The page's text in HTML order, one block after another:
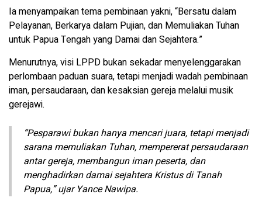
Ia menyampaikan tema pembinaan yakni, “Bersatu dalam
Pelayanan, Berkarya dalam Pujian, dan Memuliakan Tuhan
untuk Papua Tengah yang Damai dan Sejahtera.”
Menurutnya, visi LPPD bukan sekadar menyelenggarakan
perlombaan paduan suara, tetapi menjadi wadah pembinaan
iman, persaudaraan, dan kesaksian gereja melalui musik
gerejawi.
“Pesparawi bukan hanya mencari juara, tetapi menjadi
sarana memuliakan Tuhan, mempererat persaudaraan
antar gereja, membangun iman peserta, dan
menghadirkan damai sejahtera Kristus di Tanah
Papua,” ujar Yance Nawipa.